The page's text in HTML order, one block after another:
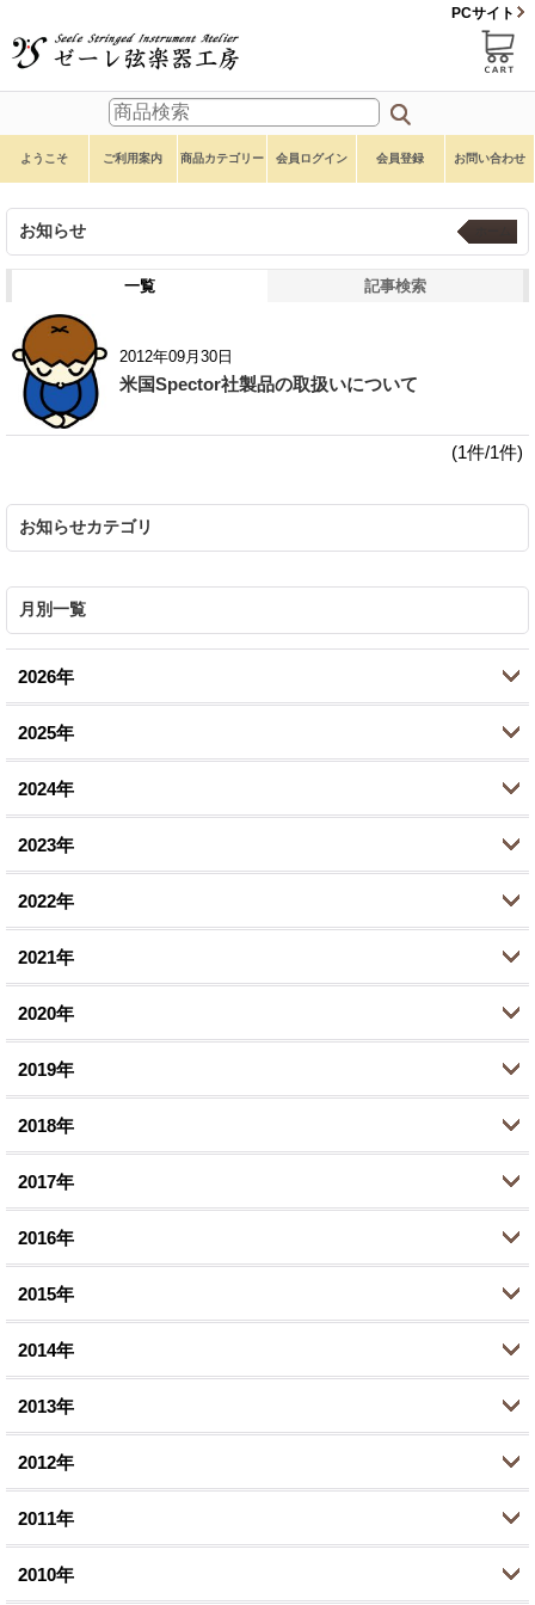
PCサイト
ようこそ ご利用案内 商品カテゴリー 会員ログイン 会員登録 お問い合わせ
お知らせ
一覧 記事検索
2012年09月30日
米国Spector社製品の取扱いについて
(1件/1件)
お知らせカテゴリ
月別一覧
2026年
6月 (5)
5月 (1)
4月 (1)
2月 (1)
1月 (1)
2025年
8月 (2)
6月 (1)
2月 (1)
1月 (1)
2024年
10月 (1)
8月 (1)
7月 (1)
1月 (1)
2023年
9月 (1)
8月 (1)
6月 (1)
3月 (1)
1月 (2)
2022年
10月 (2)
9月 (2)
8月 (1)
5月 (2)
3月 (4)
2021年
11月 (2)
9月 (3)
8月 (1)
7月 (1)
6月 (1)
1月 (2)
2020年
10月 (1)
8月 (2)
7月 (2)
6月 (1)
4月 (5)
1月 (1)
2019年
11月 (4)
10月 (5)
9月 (2)
8月 (3)
6月 (7)
3月 (1)
2月 (2)
2018年
11月 (2)
10月 (1)
9月 (3)
8月 (4)
7月 (9)
2017年
11月 (4)
10月 (5)
9月 (2)
8月 (4)
6月 (5)
2016年
11月 (2)
10月 (3)
9月 (1)
8月 (4)
6月 (3)
2015年
11月 (1)
10月 (3)
9月 (1)
8月 (2)
2014年
11月 (3)
10月 (4)
8月 (3)
2013年
11月 (2)
10月 (2)
2012年
11月 (4)
2011年
2010年